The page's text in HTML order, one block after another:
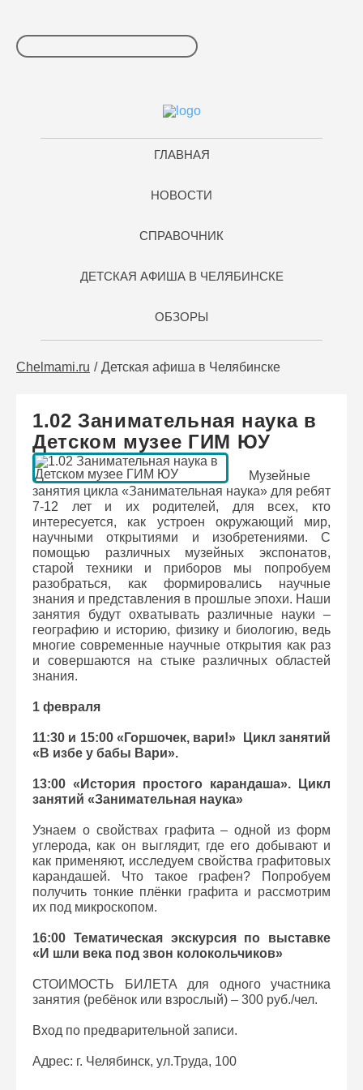
ГЛАВНАЯ
НОВОСТИ
СПРАВОЧНИК
ДЕТСКАЯ АФИША В ЧЕЛЯБИНСКЕ
ОБЗОРЫ
Chelmami.ru Детская афиша в Челябинске
1.02 Занимательная наука в
Детском музее ГИМ ЮУ
Музейные
занятия цикла «Занимательная наука» для ребят
7-12 лет и их родителей, для всех, кто
интересуется, как устроен окружающий мир,
научными открытиями и изобретениями. С
помощью различных музейных экспонатов,
старой техники и приборов мы попробуем
разобраться, как формировались научные
знания и представления в прошлые эпохи. Наши
занятия будут охватывать различные науки –
географию и историю, физику и биологию, ведь
многие современные научные открытия как раз
и совершаются на стыке различных областей
знания.
1 февраля
11:30 и 15:00 «Горшочек, вари!» Цикл занятий
«В избе у бабы Вари».
13:00 «История простого карандаша». Цикл
занятий «Занимательная наука»
Узнаем о свойствах графита – одной из форм
углерода, как он выглядит, где его добывают и
как применяют, исследуем свойства графитовых
карандашей. Что такое графен? Попробуем
получить тонкие плёнки графита и рассмотрим
их под микроскопом.
16:00 Тематическая экскурсия по выставке
«И шли века под звон колокольчиков»
СТОИМОСТЬ БИЛЕТА для одного участника
занятия (ребёнок или взрослый) – 300 руб./чел.
Вход по предварительной записи.
Адрес: г. Челябинск, ул.Труда, 100